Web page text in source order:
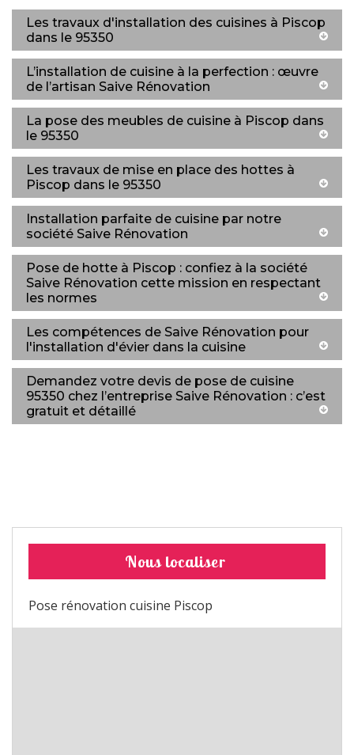
Les travaux d'installation des cuisines à Piscop
dans le 95350
L’installation de cuisine à la perfection : œuvre
de l’artisan Saive Rénovation
La pose des meubles de cuisine à Piscop dans
le 95350
Les travaux de mise en place des hottes à
Piscop dans le 95350
Installation parfaite de cuisine par notre
société Saive Rénovation
Pose de hotte à Piscop : confiez à la société
Saive Rénovation cette mission en respectant
les normes
Les compétences de Saive Rénovation pour
l'installation d'évier dans la cuisine
Demandez votre devis de pose de cuisine
95350 chez l’entreprise Saive Rénovation : c’est
gratuit et détaillé
Nous localiser
Pose rénovation cuisine Piscop